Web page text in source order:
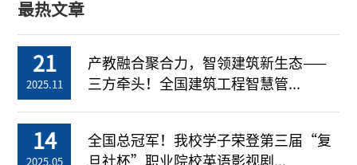
最热文章
21
2025.11
产教融合聚合力，智领建筑新生态——
三方牵头！全国建筑工程智慧管...
14
2025.05
全国总冠军！我校学子荣登第三届“复
旦社杯”职业院校英语影视剧...